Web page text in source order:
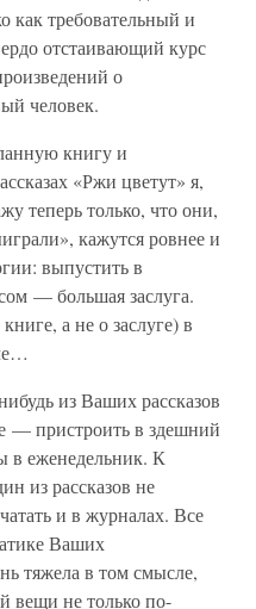
как требовательный и
отстаивающий курс
о
человек.
книгу и
«Ржи цветут» я,
теперь только, что они,
кажутся ровнее и
выпустить в
— большая заслуга.
а не о заслуге) в
из Ваших рассказов
— пристроить в здешний
в еженедельник. К
из рассказов не
и в журналах. Все
Ваших
тяжела в том смысле,
вещи не только по-